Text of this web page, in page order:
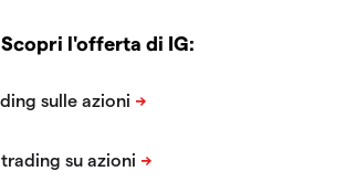
Scopri l'offerta di IG: